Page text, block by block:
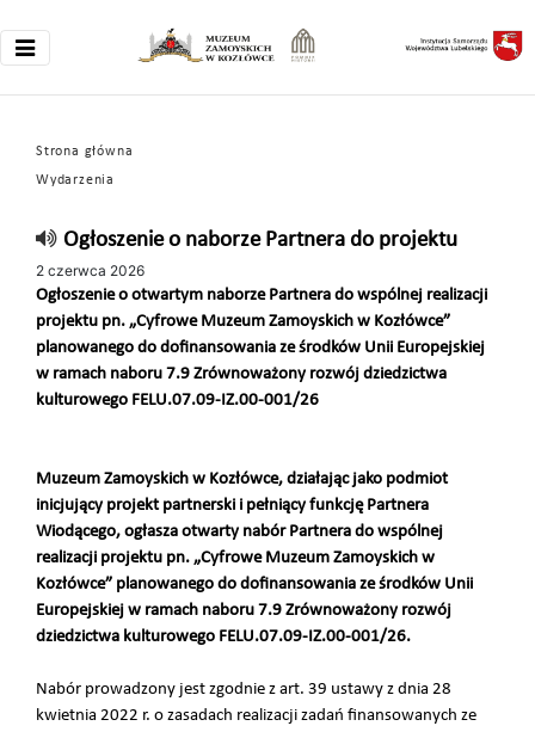
Strona główna
Wydarzenia
Ogłoszenie o naborze Partnera do projektu
2 czerwca 2026
Ogłoszenie o otwartym naborze Partnera do wspólnej realizacji
projektu pn. „Cyfrowe Muzeum Zamoyskich w Kozłówce”
planowanego do dofinansowania ze środków Unii Europejskiej
w ramach naboru 7.9 Zrównoważony rozwój dziedzictwa
kulturowego FELU.07.09-IZ.00-001/26
Muzeum Zamoyskich w Kozłówce, działając jako podmiot
inicjujący projekt partnerski i pełniący funkcję Partnera
Wiodącego, ogłasza otwarty nabór Partnera do wspólnej
realizacji projektu pn. „Cyfrowe Muzeum Zamoyskich w
Kozłówce” planowanego do dofinansowania ze środków Unii
Europejskiej w ramach naboru 7.9 Zrównoważony rozwój
dziedzictwa kulturowego FELU.07.09-IZ.00-001/26.
Nabór prowadzony jest zgodnie z art. 39 ustawy z dnia 28
kwietnia 2022 r. o zasadach realizacji zadań finansowanych ze